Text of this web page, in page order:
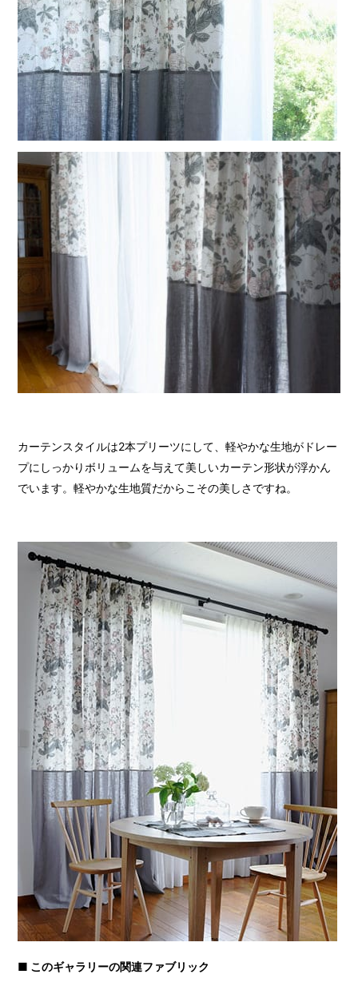
カーテンスタイルは2本プリーツにして、軽やかな生地がドレー
プにしっかりボリュームを与えて美しいカーテン形状が浮かん
でいます。軽やかな生地質だからこその美しさですね。
■ このギャラリーの関連ファブリック